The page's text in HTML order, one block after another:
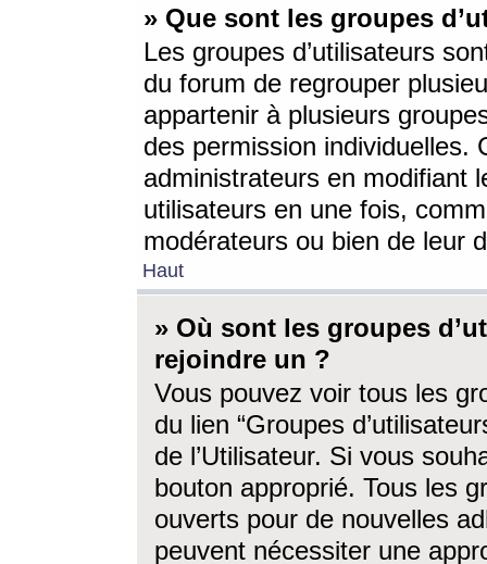
» Que sont les groupes
Les groupes d’utilisateurs
du forum de regrouper
appartenir à plusieurs
des permission individuelles.
administrateurs en modifiant
utilisateurs en une fois,
modérateurs ou bien de leur
Haut
» Où sont les groupes
rejoindre un ?
Vous pouvez voir tous les
du lien “Groupes
de l’Utilisateur. Si vous
bouton approprié. Tous les
ouverts pour de nouvelles
peuvent nécessiter une